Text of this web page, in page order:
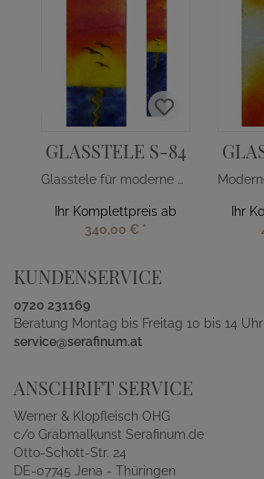
GLASSTELE S-84
Glasstele für moderne Grabsteine Sonnenuntargang
Ihr Komplettpreis ab
340,00 € *
Ihr
KUNDENSERVICE
0720 231169
Beratung Montag bis Freitag 10 bis 14 Uhr
service@serafinum.at
ANSCHRIFT SERVICE
Werner & Klopfleisch OHG
c/o Grabmalkunst Serafinum.de
Otto-Schott-Str. 24
DE-07745 Jena - Thüringen